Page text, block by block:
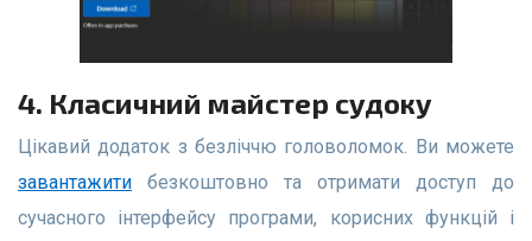
4. Класичний майстер судоку
Цікавий додаток з безліччю головоломок. Ви можете
завантажити безкоштовно та отримати доступ до
сучасного інтерфейсу програми, корисних функцій і